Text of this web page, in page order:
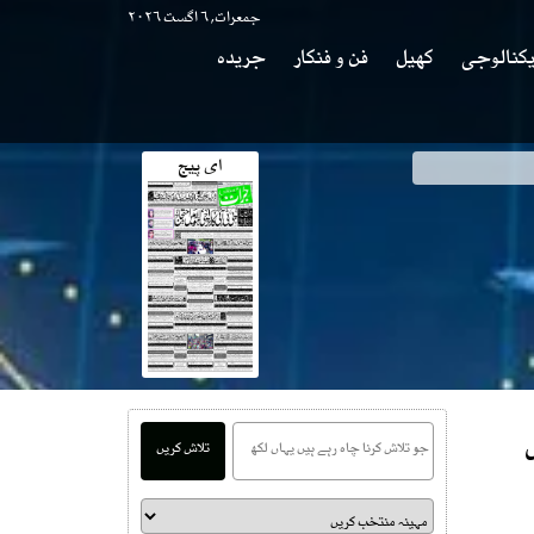
جمعرات, ۶ اگست ۲۰۲۶
کھیل فن و فنکار
جریدہ
ای پیج
تلاش کریں